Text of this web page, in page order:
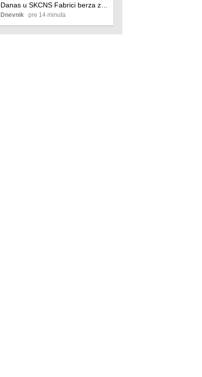
Danas u SKCNS Fabrici berza za
kolekcionare i razmena školskih
knjiga i pribora
Dnevnik pre 14 minuta